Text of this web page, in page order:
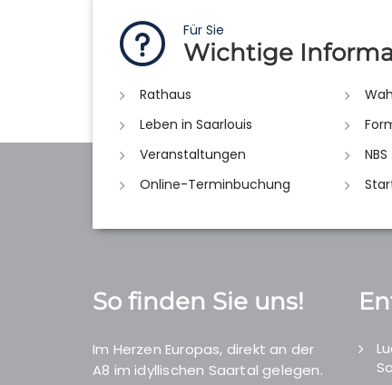
Für Sie
Wichtige
Rathaus
Leben in Saarlouis
Veranstaltungen
NBS
Online-Terminbuchung
So finden Sie uns!
Im Herzen Europas, direkt an der
A8 im idyllischen Saartal gelegen.